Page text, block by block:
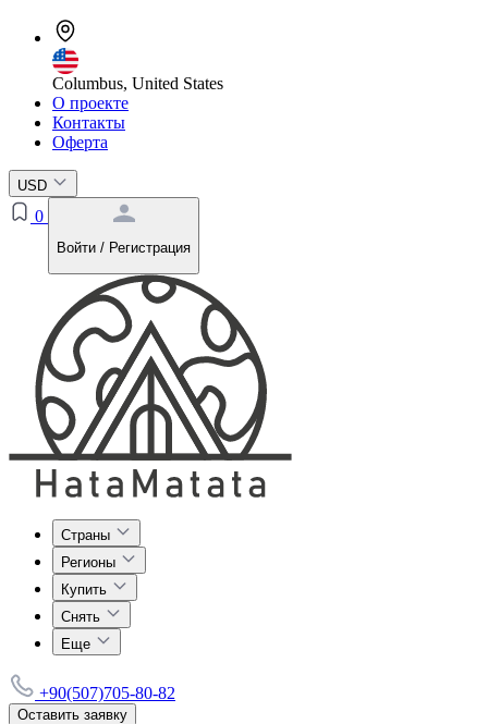
Columbus, United States
О проекте
Контакты
Оферта
USD
0
Войти / Регистрация
Страны
Регионы
Купить
Снять
Еще
+90(507)705-80-82
Оставить заявку